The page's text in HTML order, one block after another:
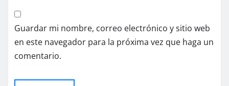
Guardar mi nombre, correo electrónico y sitio web
en este navegador para la próxima vez que haga un
comentario.